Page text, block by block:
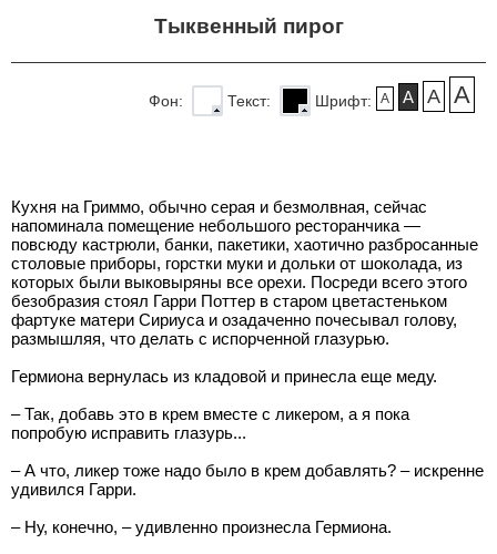
Тыквенный пирог
A A A A
Шрифт:
Текст:
Фон:
Кухня на Гриммо, обычно серая и безмолвная, сейчас
напоминала помещение небольшого ресторанчика —
повсюду кастрюли, банки, пакетики, хаотично разбросанные
столовые приборы, горстки муки и дольки от шоколада, из
которых были выковыряны все орехи. Посреди всего этого
безобразия стоял Гарри Поттер в старом цветастеньком
фартуке матери Сириуса и озадаченно почесывал голову,
размышляя, что делать с испорченной глазурью.
Гермиона вернулась из кладовой и принесла еще меду.
– Так, добавь это в крем вместе с ликером, а я пока
попробую исправить глазурь...
– А что, ликер тоже надо было в крем добавлять? – искренне
удивился Гарри.
– Ну, конечно, – удивленно произнесла Гермиона.